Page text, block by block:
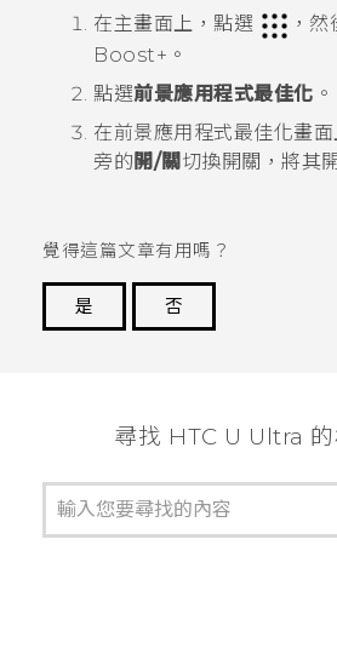
在主畫面上，點選
，
Boost+ 。
點選前景應用程式最佳化 。
在前景應用程式最佳化畫
旁的 開/關 切換開關，將其
覺得這篇文章有用嗎？
是
否
尋找 HTC U Ultra